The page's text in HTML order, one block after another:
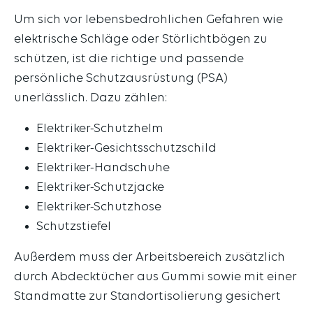
Um sich vor lebensbedrohlichen Gefahren wie
elektrische Schläge oder Störlichtbögen zu
schützen, ist die richtige und passende
persönliche Schutzausrüstung (PSA)
unerlässlich. Dazu zählen:
Elektriker-Schutzhelm
Elektriker-Gesichtsschutzschild
Elektriker-Handschuhe
Elektriker-Schutzjacke
Elektriker-Schutzhose
Schutzstiefel
Außerdem muss der Arbeitsbereich zusätzlich
durch Abdecktücher aus Gummi sowie mit einer
Standmatte zur Standortisolierung gesichert